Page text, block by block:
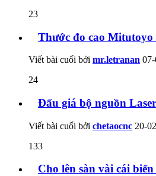
23
Thước đo cao Mitutoyo
Viết bài cuối bởi mr.letranan
24
Đấu giá bộ nguồn
Viết bài cuối bởi chetaocnc 20-
133
Cho lên sàn vài cái